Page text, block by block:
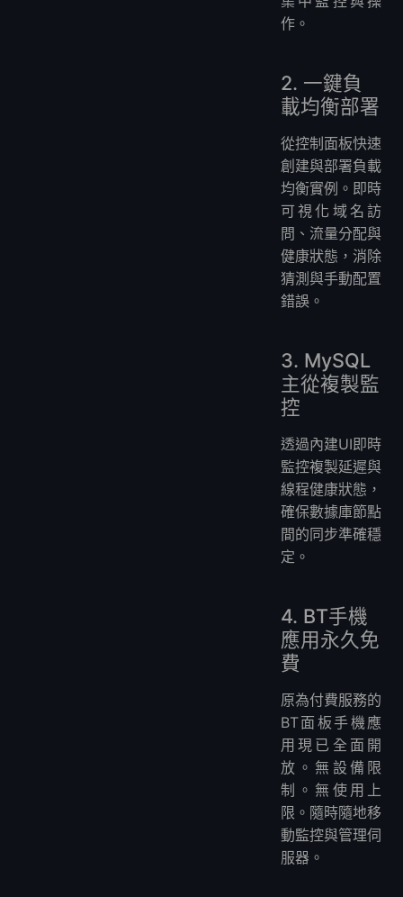
作。
2. 一鍵負
載均衡部署
從控制面板快速
創建與部署負載
均衡實例。即時
可視化域名訪
問、流量分配與
健康狀態，消除
猜測與手動配置
錯誤。
3. MySQL
主從複製監
控
透過內建UI即時
監控複製延遲與
線程健康狀態，
確保數據庫節點
間的同步準確穩
定。
4. BT手機
應用永久免
費
原為付費服務的
BT面板手機應
用現已全面開
放。無設備限
制。無使用上
限。隨時隨地移
動監控與管理伺
服器。